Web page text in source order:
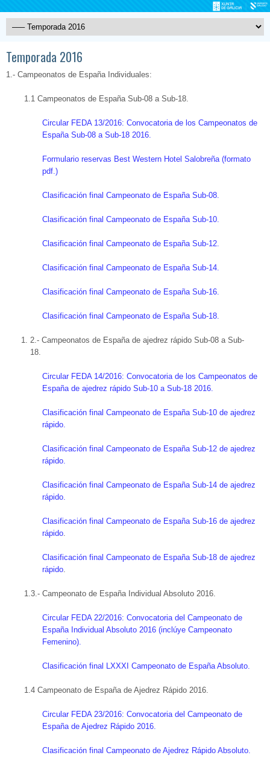
Temporada 2016
1.- Campeonatos de España Individuales:
1.1 Campeonatos de España Sub-08 a Sub-18.
Circular FEDA 13/2016: Convocatoria de los Campeonatos de
España Sub-08 a Sub-18 2016.
Formulario reservas Best Western Hotel Salobreña (formato
pdf.)
Clasificación final Campeonato de España Sub-08.
Clasificación final Campeonato de España Sub-10.
Clasificación final Campeonato de España Sub-12.
Clasificación final Campeonato de España Sub-14.
Clasificación final Campeonato de España Sub-16.
Clasificación final Campeonato de España Sub-18.
2.- Campeonatos de España de ajedrez rápido Sub-08 a Sub-
18.
Circular FEDA 14/2016: Convocatoria de los Campeonatos de
España de ajedrez rápido Sub-10 a Sub-18 2016.
Clasificación final Campeonato de España Sub-10 de ajedrez
rápido.
Clasificación final Campeonato de España Sub-12 de ajedrez
rápido.
Clasificación final Campeonato de España Sub-14 de ajedrez
rápido.
Clasificación final Campeonato de España Sub-16 de ajedrez
rápido.
Clasificación final Campeonato de España Sub-18 de ajedrez
rápido.
1.3.- Campeonato de España Individual Absoluto 2016.
Circular FEDA 22/2016: Convocatoria del Campeonato de
España Individual Absoluto 2016 (inclúye Campeonato
Femenino).
Clasificación final LXXXI Campeonato de España Absoluto.
1.4 Campeonato de España de Ajedrez Rápido 2016.
Circular FEDA 23/2016: Convocatoria del Campeonato de
España de Ajedrez Rápido 2016.
Clasificación final Campeonato de Ajedrez Rápido Absoluto.